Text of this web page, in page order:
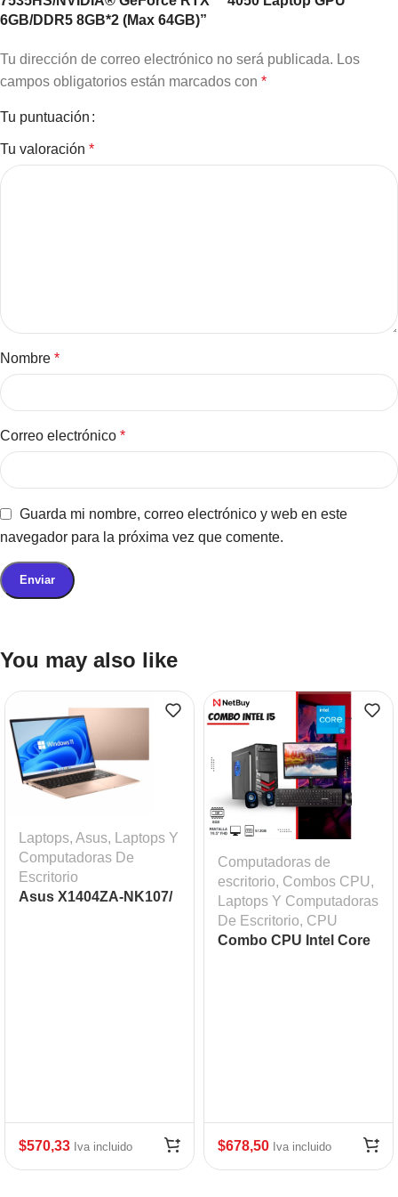
6GB/DDR5 8GB*2 (Max 64GB)”
Tu dirección de correo electrónico no será publicada. Los
campos obligatorios están marcados con *
Tu puntuación
Tu valoración *
Nombre *
Correo electrónico *
Guarda mi nombre, correo electrónico y web en este
navegador para la próxima vez que comente.
You may also like
Laptops, Asus,
Laptops Y
Computadoras De
Escritorio
Asus X1404ZA-NK107/
$570,33 Iva incluido
Computadoras de
escritorio, Combos CPU,
Laptops Y Computadoras
De Escritorio, CPU
Combo CPU Intel Core
$678,50 Iva incluido